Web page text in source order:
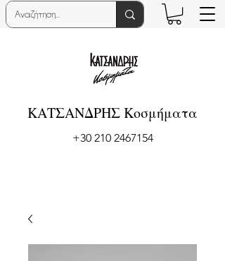
ΚΑΤΣΑΝΔΡΗΣ Κοσμήματα
+30 210 2467154